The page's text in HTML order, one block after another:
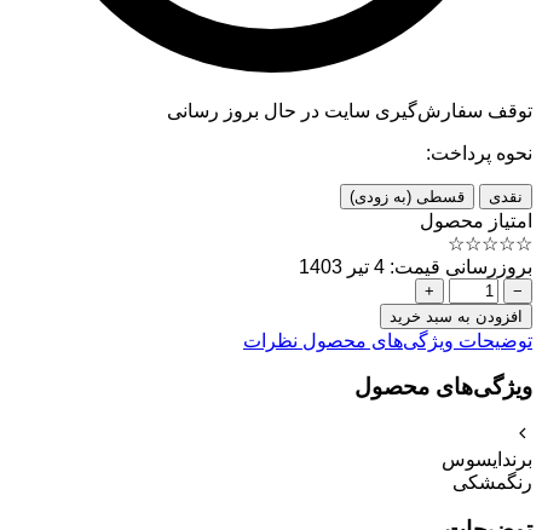
توقف سفارش‌گیری سایت در حال بروز رسانی
نحوه پرداخت:
نقدی قسطی (به زودی)
امتیاز محصول
☆
☆
☆
☆
☆
بروزرسانی قیمت: 4 تیر 1403
−
+
افزودن به سبد خرید
توضیحات ویژگی‌های محصول نظرات
ویژگی‌های محصول
برند ایسوس
رنگمشکی